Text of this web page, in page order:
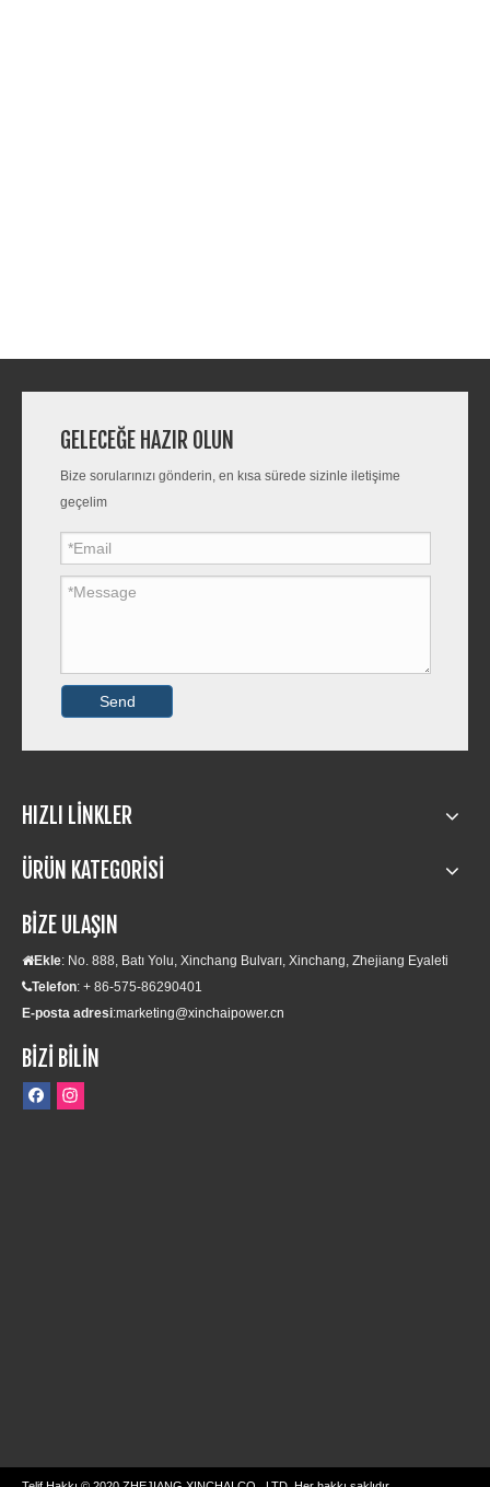
GELECEĞE HAZIR OLUN
Bize sorularınızı gönderin, en kısa sürede sizinle iletişime
geçelim
Send
HIZLI LİNKLER
ÜRÜN KATEGORİSİ
BİZE ULAŞIN
Ekle: No. 888, Batı Yolu, Xinchang Bulvarı, Xinchang, Zhejiang Eyaleti
Telefon: + 86-575-86290401
E-posta adresi:marketing@xinchaipower.cn
BİZİ BİLİN